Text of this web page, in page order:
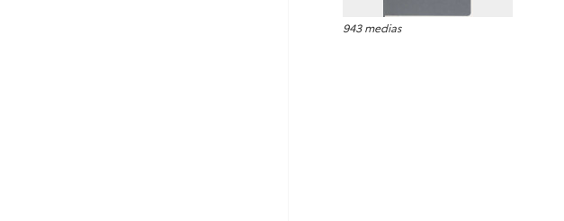
943 medias